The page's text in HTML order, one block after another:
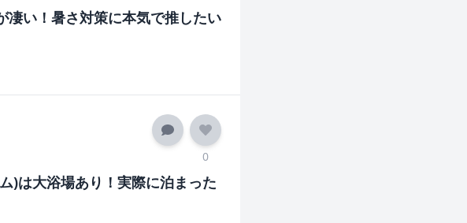
凄い！暑さ対策に本気で推したい
0
)は大浴場あり！実際に泊まった